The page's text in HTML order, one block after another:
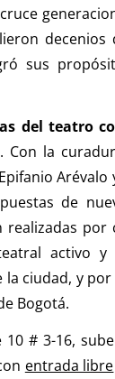
sus
del teatro
la
de
activo y
ciudad, y
Bogotá.
10 # 3-16,
entrada libre